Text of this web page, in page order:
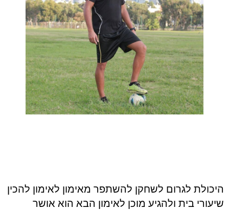
היכולת לגרום לשחקן להשתפר מאימון לאימון להכין
שיעורי בית ולהגיע מוכן לאימון הבא הוא אושר